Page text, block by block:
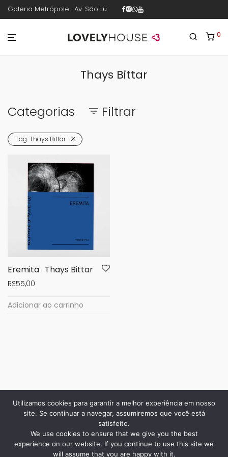
Galeria Metrópole . Av. São Luís 187 . sala 30 . 1º piso . República .
0
Thays Bittar
Categorias Filtrar
Tag:Thays Bittar
Eremita . Thays Bittar
R$55,00
Adicionar ao carrinho
Utilizamos cookies para garantir a melhor experiência em nosso
site. Se continuar a navegar, assumiremos que você está
satisfeito.
We use cookies to ensure that we give you the best
experience on our website. If you continue to use this site we
will assume that you are happy with it.